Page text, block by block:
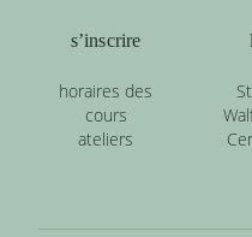
s’inscrire
horaires des
cours
ateliers